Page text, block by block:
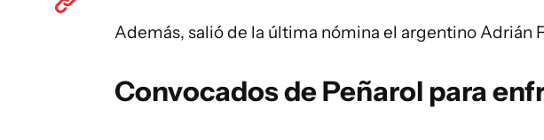
Además, salió de la última nómina el argentino Adrián
Convocados de Peñarol para